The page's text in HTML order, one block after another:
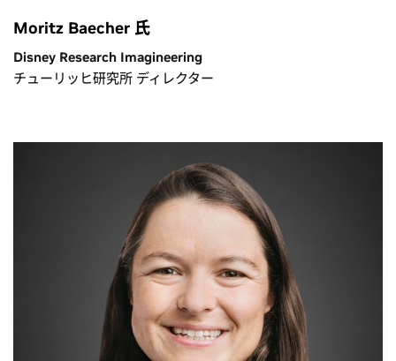
Moritz Baecher 氏
Disney Research Imagineering
チューリッヒ研究所 ディレクター